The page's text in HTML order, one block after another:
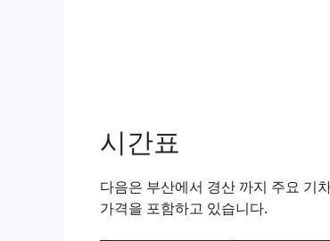
시간표
다음은 부산에서 경산 까지 주요 기
가격을 포함하고 있습니다.